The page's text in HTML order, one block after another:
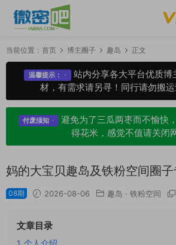
当前位置： 首页 博主圈子 趣岛 正文
温馨提示：
站内分享各大平台优质博
材，有需求请另寻！同行请勿搬运
付废须知
避免为了三瓜两枣而不愉快
得花米，感觉不值请关闭
妈的大宝贝趣岛及铁粉空间圈
08期 2026-08-06 趣岛 · 铁粉空间
文章目录